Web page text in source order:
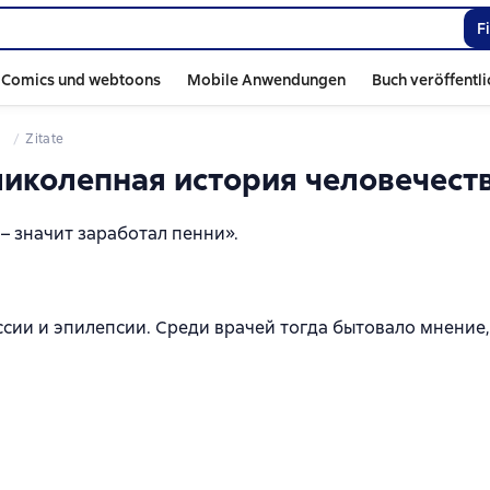
Comics und webtoons Mobile Anwendungen Buch
Zitate
история
заработал пенни».
и эпилепсии. Среди врачей тогда бытовало